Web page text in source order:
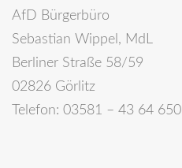
AfD Bürgerbüro
Sebastian Wippel, MdL
Berliner Straße 58/59
02826 Görlitz
Telefon: 03581 – 43 64 650